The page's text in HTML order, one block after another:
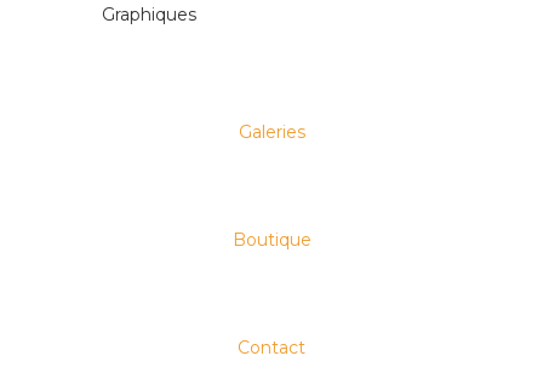
Graphiques
Galeries
Boutique
Contact